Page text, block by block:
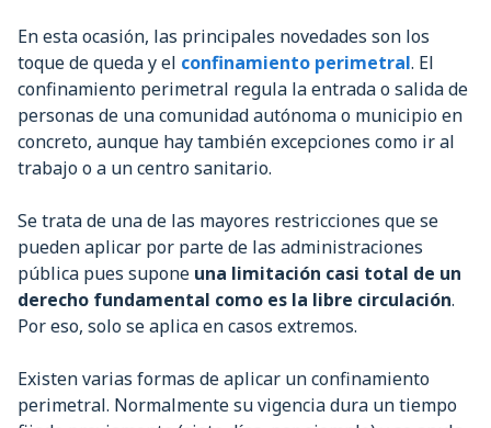
En esta ocasión, las principales novedades son los
toque de queda y el confinamiento perimetral. El
confinamiento perimetral regula la entrada o salida de
personas de una comunidad autónoma o municipio en
concreto, aunque hay también excepciones como ir al
trabajo o a un centro sanitario.
Se trata de una de las mayores restricciones que se
pueden aplicar por parte de las administraciones
pública pues supone una limitación casi total de un
derecho fundamental como es la libre circulación.
Por eso, solo se aplica en casos extremos.
Existen varias formas de aplicar un confinamiento
perimetral. Normalmente su vigencia dura un tiempo